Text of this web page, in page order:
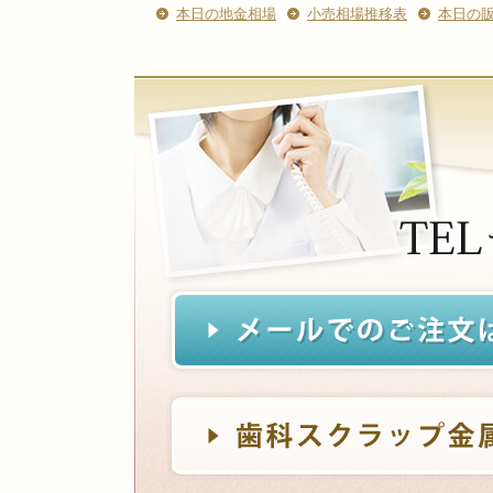
本日の地金相場 小売相場推移表 本日の